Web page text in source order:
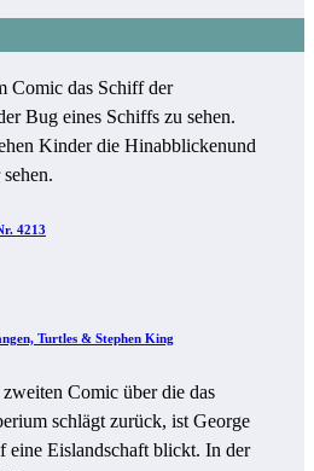
4213
Turtles & Stephen King